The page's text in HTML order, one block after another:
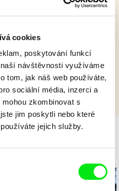
cookies
poskytování funkcí
návštěvnosti využíváme
tom, jak náš web používáte,
sociální média, inzerci a
zkombinovat s
jim poskytli nebo které
jejich služby.
daleko vyráží na záchranou